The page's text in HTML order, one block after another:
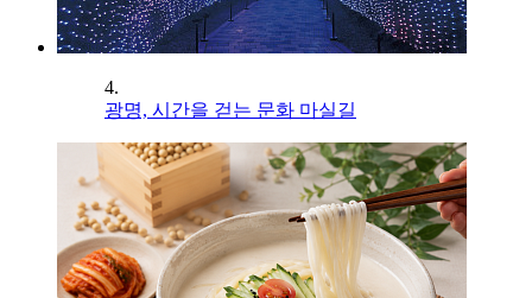
4.
광명, 시간을 걷는 문화 마실길